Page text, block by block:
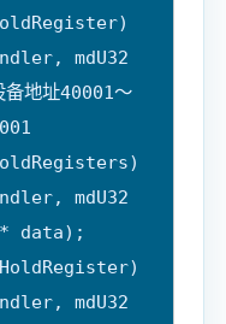
mdU32
地址40001～
mdU32
data);
mdU32